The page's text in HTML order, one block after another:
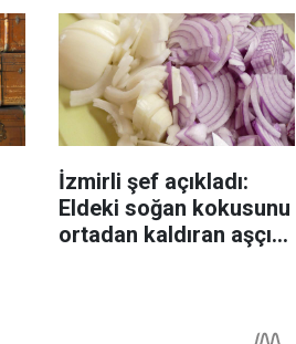
İzmirli şef açıkladı:
Eldeki soğan kokusunu
ortadan kaldıran aşçı